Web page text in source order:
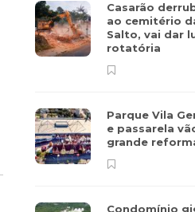
Casarão
ao cemitério
Salto, vai dar
rotatória
Parque Vila
e passarela
grande
Condomínio